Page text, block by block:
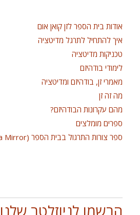
אודות בית הספר לזן קואן אום
איך להתחיל לתרגל מדיטציה
טכניקות מדיטציה
לימודי בודהיזם
מאמרי זן, בודהיזם ומדיטציה
מה זה זן
מהם עקרונות הבודהיזם?
ספרים מומלצים
ספר צורות התרגול בבית הספר (Dharma Mirror)
הרשמו לניוזלטר שלנו